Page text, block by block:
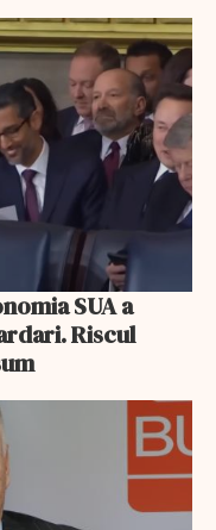
SUA a
Riscul